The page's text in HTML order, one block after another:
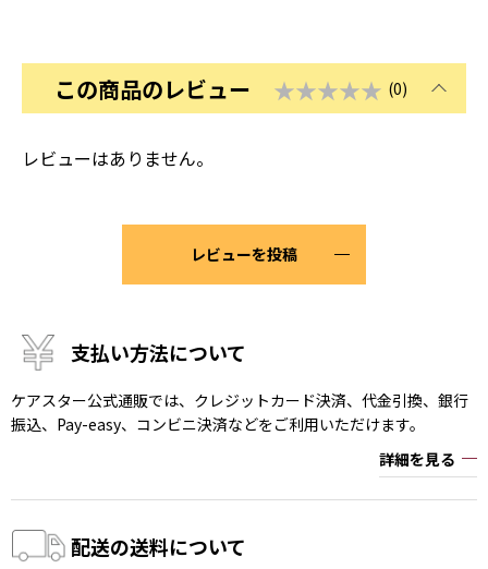
この商品のレビュー ★★★★★ (0)
レビューはありません。
レビューを投稿
支払い方法について
ケアスター公式通販では、クレジットカード決済、代金引換、銀行
振込、Pay-easy、コンビニ決済などをご利用いただけます。
詳細を見る
配送の送料について